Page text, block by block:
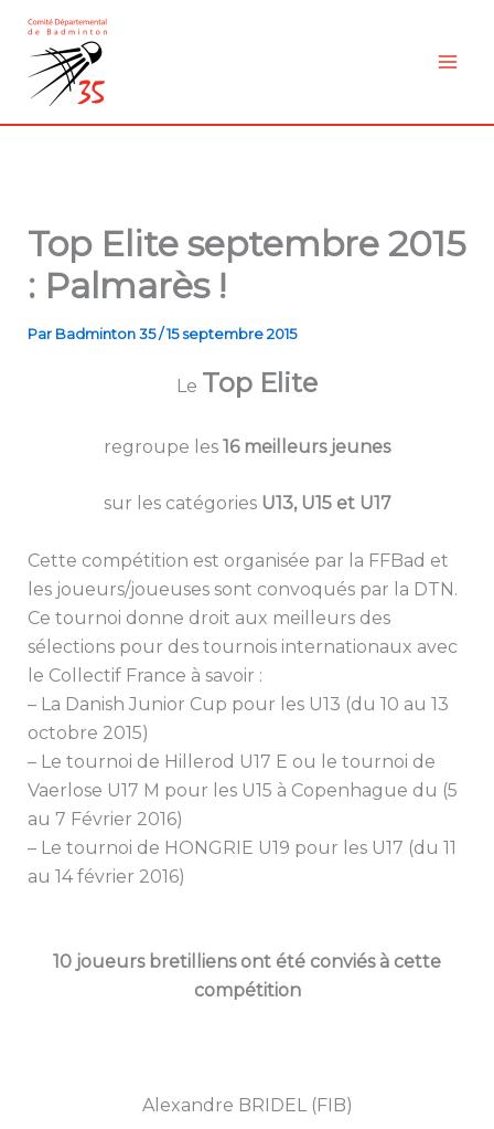
contenu
Top Elite septembre 2015
: Palmarès !
Par Badminton 35/15 septembre 2015
Le Top Elite
regroupe les 16 meilleurs jeunes
sur les catégories U13, U15 et U17
Cette compétition est organisée par la FFBad et
les joueurs/joueuses sont convoqués par la DTN.
Ce tournoi donne droit aux meilleurs des
sélections pour des tournois internationaux avec
le Collectif France à savoir :
– La Danish Junior Cup pour les U13 (du 10 au 13
octobre 2015)
– Le tournoi de Hillerod U17 E ou le tournoi de
Vaerlose U17 M pour les U15 à Copenhague du (5
au 7 Février 2016)
– Le tournoi de HONGRIE U19 pour les U17 (du 11
au 14 février 2016)
10 joueurs bretilliens ont été conviés à cette
compétition
Alexandre BRIDEL (FIB)